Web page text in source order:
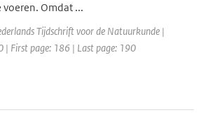
Omdat ...
Tijdschrift voor de Natuurkunde |
| First page: 186 | Last page: 190